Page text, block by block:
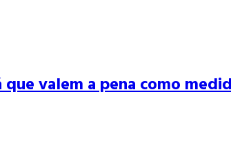
que valem a pena como